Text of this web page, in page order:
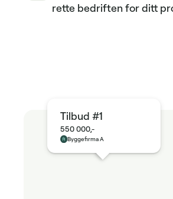
rette bedriften for ditt
Tilbud #1
550 000,-
Byggefirma A